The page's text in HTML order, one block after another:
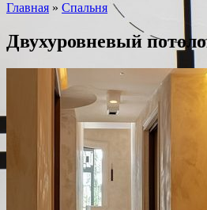
Главная » Спальня
Двухуровневый